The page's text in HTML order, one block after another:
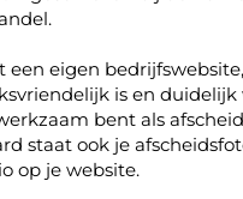
een eigen
is en duidelijk
bent als
staat ook je
op je website.